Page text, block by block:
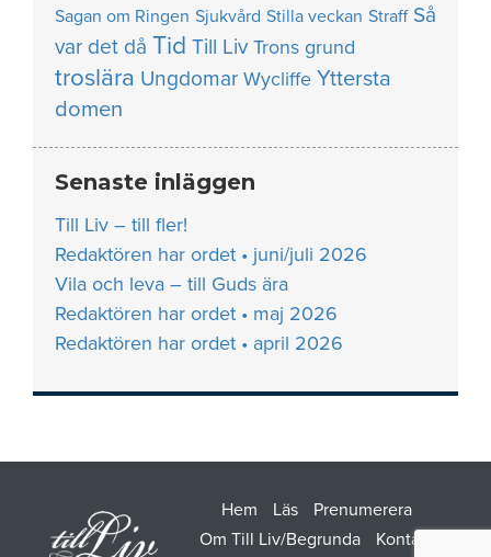
Sagan om Ringen Sjukvård Stilla veckan Straff Så
var det då Tid Till Liv Trons grund
troslära Ungdomar Wycliffe Yttersta
domen
Senaste inläggen
Till Liv – till fler!
Redaktören har ordet • juni/juli 2026
Vila och leva – till Guds ära
Redaktören har ordet • maj 2026
Redaktören har ordet • april 2026
Hem Läs
Prenumerera
Om Till Liv/Begrunda
Kontakt